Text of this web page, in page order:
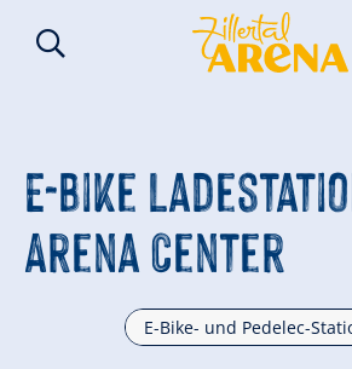
E-Bike
Arena Center
E-Bike- und Pedelec-